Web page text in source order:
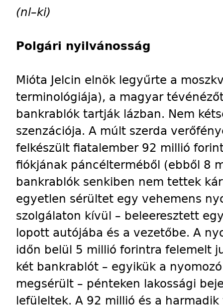
(nl–ki)
Polgári nyilvánosság
Mióta Jelcin elnök legyűrte a
terminológiája), a magyar
bankrablók tartják lázban. Nem
szenzációja. A múlt szerda
felkészült fiatalember 92 millió
fiókjának páncélterméből (ebből 8
bankrablók senkiben nem tettek
egyetlen sérültet egy vehemens
szolgálaton kívül – beleeresztett
lopott autójába és a vezetőbe. A
időn belül 5 millió forintra felemelt
két bankrablót – egyikük a
megsérült – pénteken lakossági
lefüleltek. A 92 millió és a